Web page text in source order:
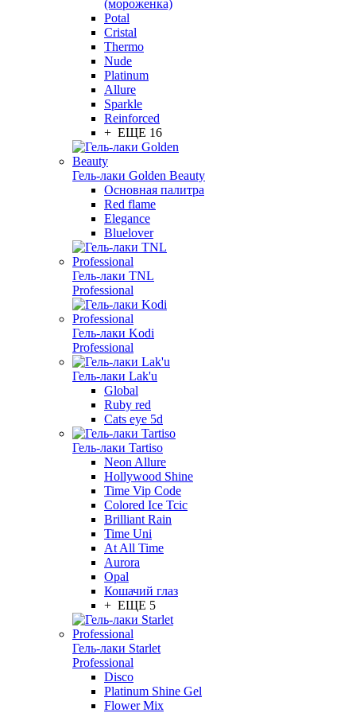
(мороженка)
Potal
Cristal
Thermo
Nude
Platinum
Allure
Sparkle
Reinforced
+ ЕЩЕ 16
Гель-лаки Golden Beauty
Основная палитра
Red flame
Elegance
Bluelover
Гель-лаки TNL
Professional
Гель-лаки Kodi
Professional
Гель-лаки Lak'u
Global
Ruby red
Cats eye 5d
Гель-лаки Tartiso
Neon Allure
Hollywood Shine
Time Vip Code
Colored Ice Tcic
Brilliant Rain
Time Uni
At All Time
Aurora
Opal
Кошачий глаз
+ ЕЩЕ 5
Гель-лаки Starlet
Professional
Disco
Platinum Shine Gel
Flower Mix